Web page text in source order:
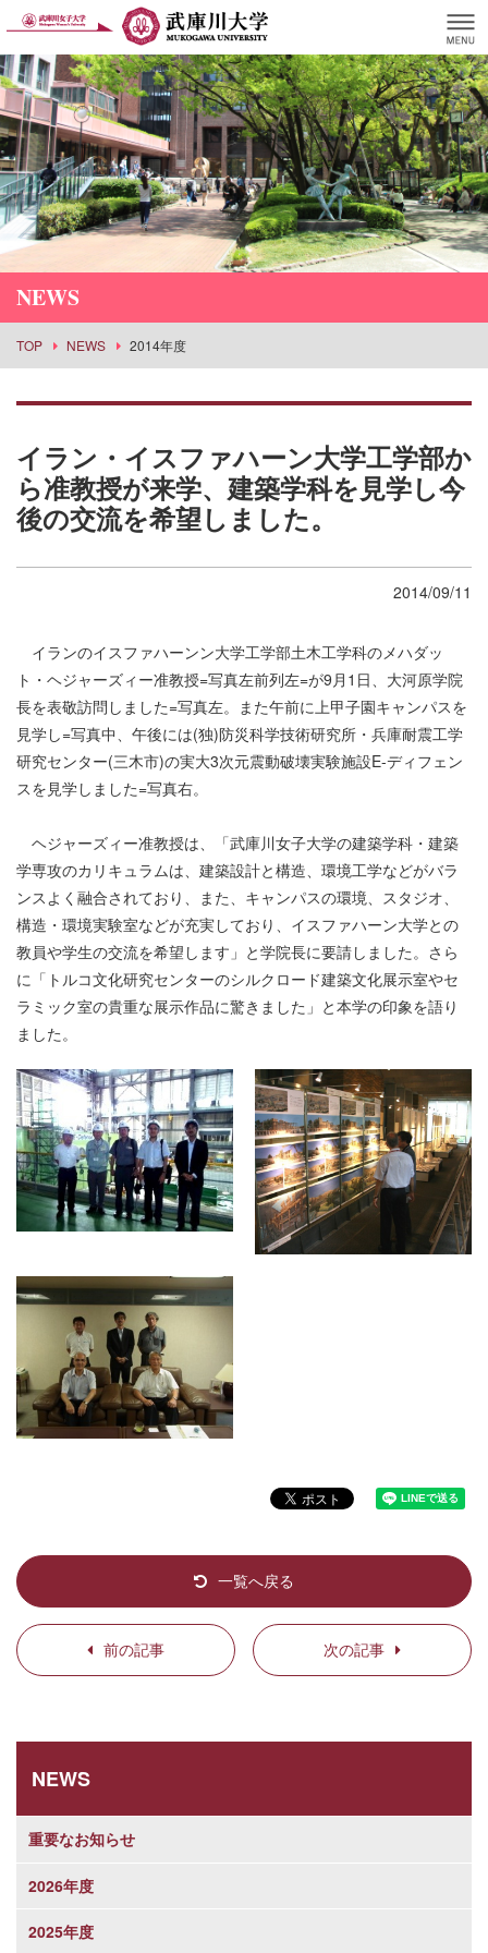
NEWS
TOP NEWS 2014年度
イラン・イスファハーン大学工学部か
ら准教授が来学、建築学科を見学し今
後の交流を希望しました。
2014/09/11
イランのイスファハーンン大学工学部土木工学科のメハダッ
ト・ヘジャーズィー准教授=写真左前列左=が9月1日、大河原学院
長を表敬訪問しました=写真左。また午前に上甲子園キャンパスを
見学し=写真中、午後には(独)防災科学技術研究所・兵庫耐震工学
研究センター(三木市)の実大3次元震動破壊実験施設E-ディフェン
スを見学しました=写真右。
ヘジャーズィー准教授は、「武庫川女子大学の建築学科・建築
学専攻のカリキュラムは、建築設計と構造、環境工学などがバラ
ンスよく融合されており、また、キャンパスの環境、スタジオ、
構造・環境実験室などが充実しており、イスファハーン大学との
教員や学生の交流を希望します」と学院長に要請しました。さら
に「トルコ文化研究センターのシルクロード建築文化展示室やセ
ラミック室の貴重な展示作品に驚きました」と本学の印象を語り
ました。
前の記事
一覧へ戻る
次の記事
NEWS
重要なお知らせ
2026年度
2025年度